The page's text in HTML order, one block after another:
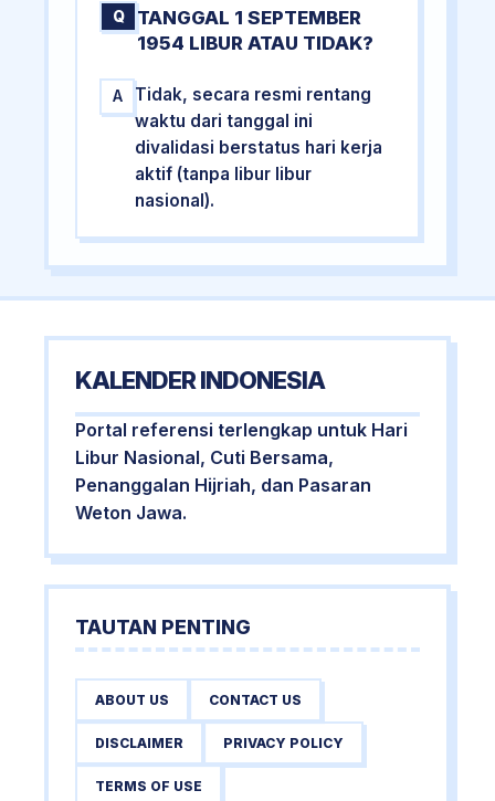
Q
TANGGAL 1 SEPTEMBER
1954 LIBUR ATAU TIDAK?
A
Tidak, secara resmi rentang
waktu dari tanggal ini
divalidasi berstatus hari kerja
aktif (tanpa libur libur
nasional).
KALENDER INDONESIA
Portal referensi terlengkap untuk Hari
Libur Nasional, Cuti Bersama,
Penanggalan Hijriah, dan Pasaran
Weton Jawa.
TAUTAN PENTING
ABOUT US CONTACT US
DISCLAIMER PRIVACY POLICY
TERMS OF USE